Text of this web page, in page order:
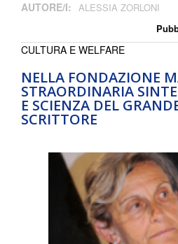
AUTORE/I: ALESSIA ZORLONI
NELLA FONDAZIONE
STRAORDINARIA
E SCIENZA DEL
SCRITTORE
CULTURA E WELFARE